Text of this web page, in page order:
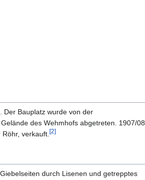
Der Bauplatz wurde von der
des Wehmhofs abgetreten. 1907/08
verkauft.[2]
durch Lisenen und getrepptes